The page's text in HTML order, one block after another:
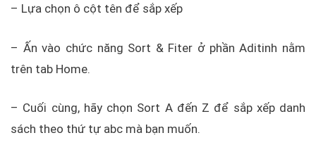
– Lựa chọn ô cột tên để sắp xếp
– Ấn vào chức năng Sort & Fiter ở phần Aditinh nằm
trên tab Home.
– Cuối cùng, hãy chọn Sort A đến Z để sắp xếp danh
sách theo thứ tự abc mà bạn muốn.